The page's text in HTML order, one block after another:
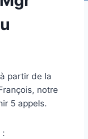
partir de la
notre
5 appels.
: